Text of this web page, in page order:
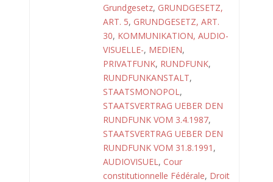
Grundgesetz, GRUNDGESETZ,
ART. 5, GRUNDGESETZ, ART.
30, KOMMUNIKATION, AUDIO-
VISUELLE-, MEDIEN,
PRIVATFUNK, RUNDFUNK,
RUNDFUNKANSTALT,
STAATSMONOPOL,
STAATSVERTRAG UEBER DEN
RUNDFUNK VOM 3.4.1987,
STAATSVERTRAG UEBER DEN
RUNDFUNK VOM 31.8.1991 ,
AUDIOVISUEL, Cour
constitutionnelle Fédérale, Droit